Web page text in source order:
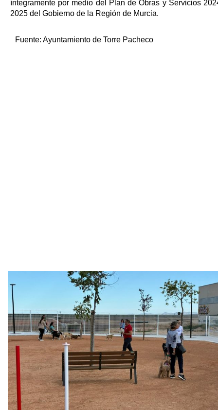
íntegramente por medio del Plan de Obras y Servicios
2025 del Gobierno de la Región de Murcia.
Fuente: Ayuntamiento de Torre Pacheco